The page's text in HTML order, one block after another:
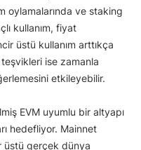
oylamalarında ve staking
kullanım, fiyat
üstü kullanım arttıkça
teşvikleri ise zamanla
etkileyebilir.
EVM uyumlu bir altyapı
hedefliyor. Mainnet
üstü gerçek dünya